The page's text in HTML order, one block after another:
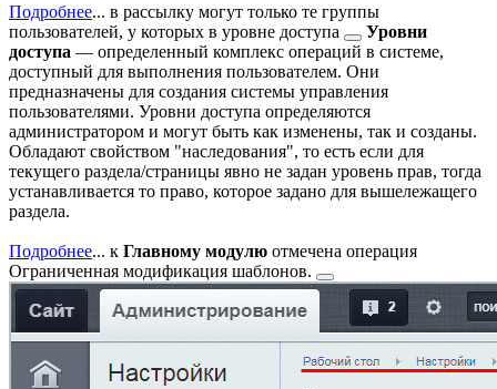
Подробнее... в рассылку могут только те группы
пользователей, у которых в уровне доступа
Уровни
доступа — определенный комплекс операций в системе,
доступный для выполнения пользователем. Они
предназначены для создания системы управления
пользователями. Уровни доступа определяются
администратором и могут быть как изменены, так и созданы.
Обладают свойством "наследования", то есть если для
текущего раздела/страницы явно не задан уровень прав, тогда
устанавливается то право, которое задано для вышележащего
раздела.
Подробнее... к Главному модулю отмечена операция
Ограниченная модификация шаблонов.